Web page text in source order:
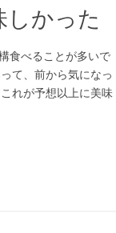
かった
食べることが多いで
て、前から気になっ
れが予想以上に美味